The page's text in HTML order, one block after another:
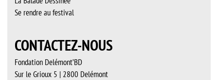
Se rendre au festival
CONTACTEZ-NOUS
Fondation Delémont’BD
Sur le Grioux 5 | 2800 Delémont